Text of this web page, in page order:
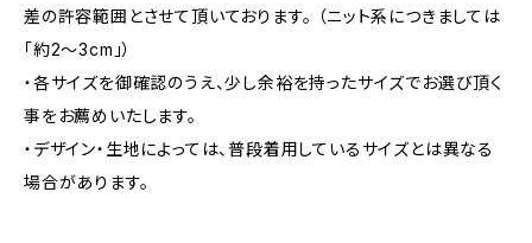
差の許容範囲とさせて頂いております。 （ニット系につきましては
「約2～3cm」）
・各サイズを御確認のうえ、少し余裕を持ったサイズでお選び頂く
事をお薦めいたします。
・デザイン・生地によっては、普段着用しているサイズとは異なる
場合があります。